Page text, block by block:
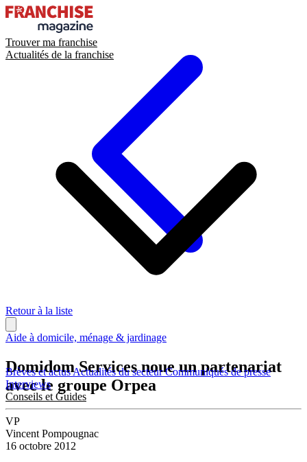
Trouver ma franchise
Actualités de la franchise
Brèves et actusActualités du secteurCommuniqués de presse
Interviews
Conseils et Guides
Retour à la liste
Aide à domicile, ménage & jardinage
Domidom Services noue un partenariat
avec le groupe Orpea
VP
Vincent Pompougnac
16 octobre 2012